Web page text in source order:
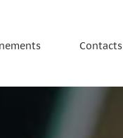
Contacts